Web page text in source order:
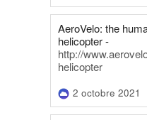
AeroVelo: the
helicopter -
http://
helicopter
2 octobre 2021